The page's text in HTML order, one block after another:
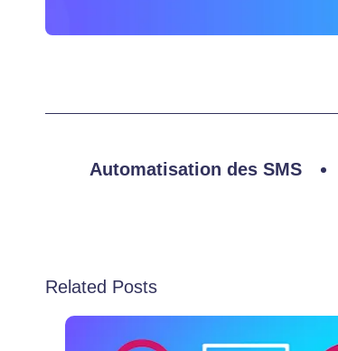
Automatisation des SMS
Related Posts